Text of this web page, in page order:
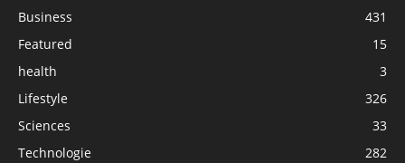
Business
431
Featured
15
health
3
Lifestyle
326
Sciences
33
Technologie
282